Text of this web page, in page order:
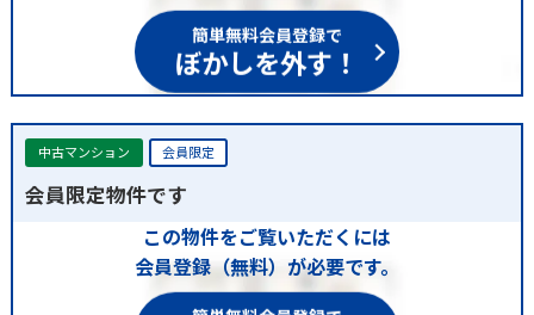
簡単無料会員登録で
ぼかしを外す！
中古マンション 会員限定
会員限定物件です
この物件をご覧いただくには
会員登録（無料）が必要です。